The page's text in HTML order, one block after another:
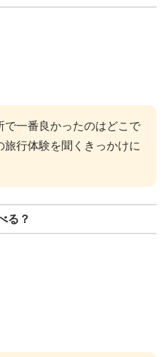
で一番良かったのはどこで
旅行体験を聞くきっかけに
る？